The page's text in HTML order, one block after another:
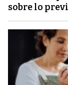
sobre lo